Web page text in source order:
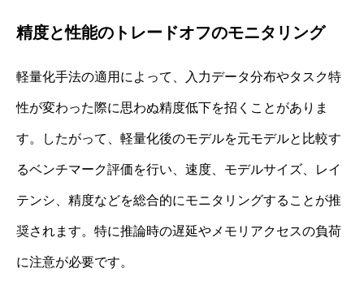
精度と性能のトレードオフのモニタリング
軽量化手法の適用によって、入力データ分布やタスク特
性が変わった際に思わぬ精度低下を招くことがありま
す。したがって、軽量化後のモデルを元モデルと比較す
るベンチマーク評価を行い、速度、モデルサイズ、レイ
テンシ、精度などを総合的にモニタリングすることが推
奨されます。特に推論時の遅延やメモリアクセスの負荷
に注意が必要です。